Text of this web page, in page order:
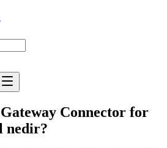
Connector for
nedir?